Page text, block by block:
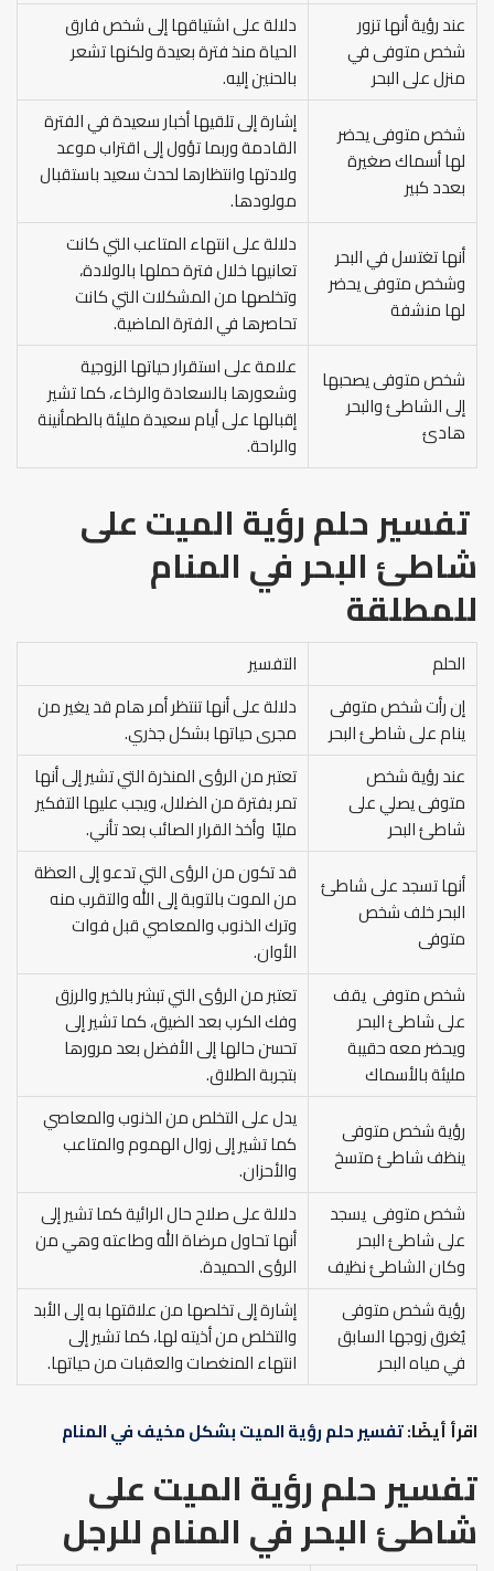
عند رؤية أنها تزور
شخص متوفى في
منزل على البحر
دلالة على اشتياقها إلى شخص فارق
الحياة منذ فترة بعيدة ولكنها تشعر
بالحنين إليه.
شخص متوفى يحضر
لها أسماك صغيرة
بعدد كبير
إشارة إلى تلقيها أخبار سعيدة في الفترة
القادمة وربما تؤول إلى اقتراب موعد
ولادتها وانتظارها لحدث سعيد باستقبال
مولودها.
أنها تغتسل في البحر
وشخص متوفى يحضر
لها منشفة
دلالة على انتهاء المتاعب التي كانت
تعانيها خلال فترة حملها بالولادة،
وتخلصها من المشكلات التي كانت
تحاصرها في الفترة الماضية.
شخص متوفى يصحبها
إلى الشاطئ والبحر
هادئ
علامة على استقرار حياتها الزوجية
وشعورها بالسعادة والرخاء، كما تشير
إقبالها على أيام سعيدة مليئة بالطمأنينة
والراحة.
تفسير حلم رؤية الميت على
شاطئ البحر في المنام
للمطلقة
الحلم
التفسير
إن رأت شخص متوفى
ينام على شاطئ البحر
دلالة على أنها تنتظر أمر هام قد يغير من
مجرى حياتها بشكل جذري.
عند رؤية شخص
متوفى يصلي على
شاطئ البحر
تعتبر من الرؤى المنذرة التي تشير إلى أنها
تمر بفترة من الضلال، ويجب عليها التفكير
مليًا وأخذ القرار الصائب بعد تأني.
أنها تسجد على شاطئ
البحر خلف شخص
متوفى
قد تكون من الرؤى التي تدعو إلى العظة
من الموت بالتوبة إلى الله والتقرب منه
وترك الذنوب والمعاصي قبل فوات
الأوان.
شخص متوفى يقف
على شاطئ البحر
ويحضر معه حقيبة
مليئة بالأسماك
تعتبر من الرؤى التي تبشر بالخير والرزق
وفك الكرب بعد الضيق، كما تشير إلى
تحسن حالها إلى الأفضل بعد مرورها
بتجربة الطلاق.
رؤية شخص متوفى
ينظف شاطئ متسخ
يدل على التخلص من الذنوب والمعاصي
كما تشير إلى زوال الهموم والمتاعب
والأحزان.
شخص متوفى يسجد
على شاطئ البحر
وكان الشاطئ نظيف
دلالة على صلاح حال الرائية كما تشير إلى
أنها تحاول مرضاة الله وطاعته وهي من
الرؤى الحميدة.
رؤية شخص متوفى
يُغرق زوجها السابق
في مياه البحر
إشارة إلى تخلصها من علاقتها به إلى الأبد
والتخلص من أذيته لها، كما تشير إلى
انتهاء المنغصات والعقبات من حياتها.
اقرأ أيضًا:تفسير حلم رؤية الميت بشكل مخيف في المنام
تفسير حلم رؤية الميت على
شاطئ البحر في المنام للرجل